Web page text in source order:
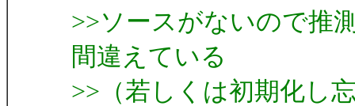
>>ソースがないので推
間違えている
>>（若しくは初期化し